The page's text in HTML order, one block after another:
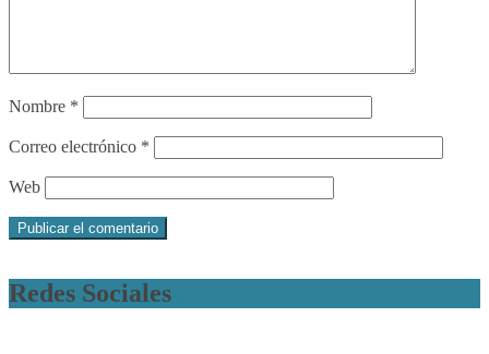
Nombre *
Correo electrónico *
Web
Redes Sociales